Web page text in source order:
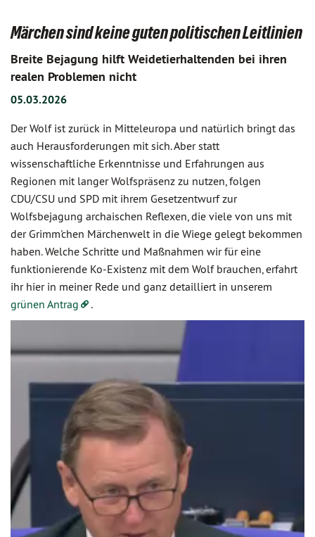
Märchen sind keine guten politischen Leitlinien
Breite Bejagung hilft Weidetierhaltenden bei ihren
realen Problemen nicht
05.03.2026
Der Wolf ist zurück in Mitteleuropa und natürlich bringt das
auch Herausforderungen mit sich. Aber statt
wissenschaftliche Erkenntnisse und Erfahrungen aus
Regionen mit langer Wolfspräsenz zu nutzen, folgen
CDU/CSU und SPD mit ihrem Gesetzentwurf zur
Wolfsbejagung archaischen Reflexen, die viele von uns mit
der Grimm'chen Märchenwelt in die Wiege gelegt bekommen
haben. Welche Schritte und Maßnahmen wir für eine
funktionierende Ko-Existenz mit dem Wolf brauchen, erfahrt
ihr hier in meiner Rede und ganz detailliert in unserem
grünen Antrag
.